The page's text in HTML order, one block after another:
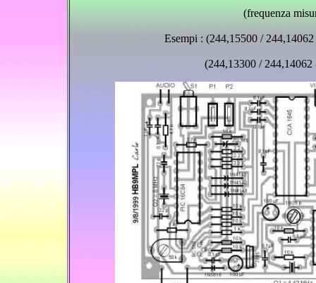
(frequenza
Esempi : (244,15500 /
(244,13300 / 244,14062 -1)